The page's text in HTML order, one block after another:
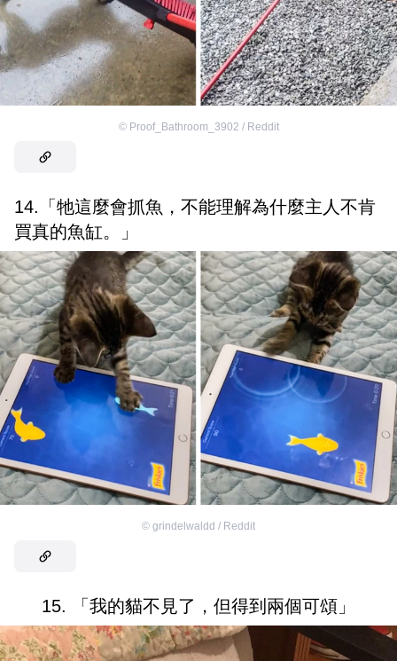
© Proof_Bathroom_3902 / Reddit
14.「牠這麼會抓魚，不能理解為什麼主人不肯
買真的魚缸。」
© grindelwaldd / Reddit
15. 「我的貓不見了，但得到兩個可頌」